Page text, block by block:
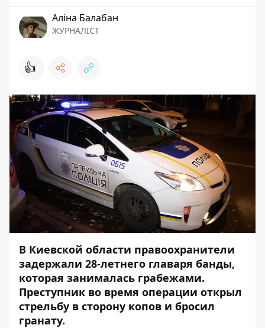
Аліна Балабан
ЖУРНАЛІСТ
👍
В Киевской области правоохранители
задержали 28-летнего главаря банды,
которая занималась грабежами.
Преступник во время операции открыл
стрельбу в сторону копов и бросил
гранату.